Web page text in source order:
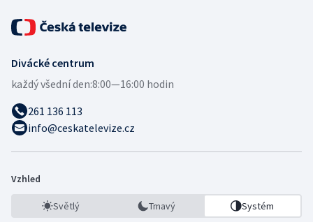
Divácké centrum
každý všední den:8:00—16:00 hodin
261 136 113
info@ceskatelevize.cz
Vzhled
Světlý Tmavý Systém